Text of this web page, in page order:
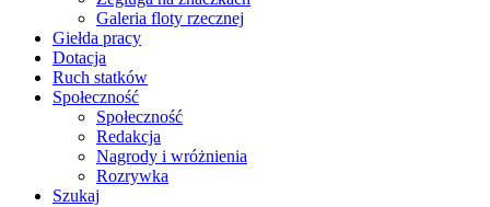
Galeria floty rzecznej
Giełda pracy
Dotacja
Ruch statków
Społeczność
Społeczność
Redakcja
Nagrody i wróżnienia
Rozrywka
Szukaj